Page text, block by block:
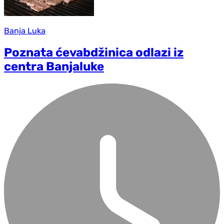
Banja Luka
Poznata ćevabdžinica odlazi iz
centra Banjaluke